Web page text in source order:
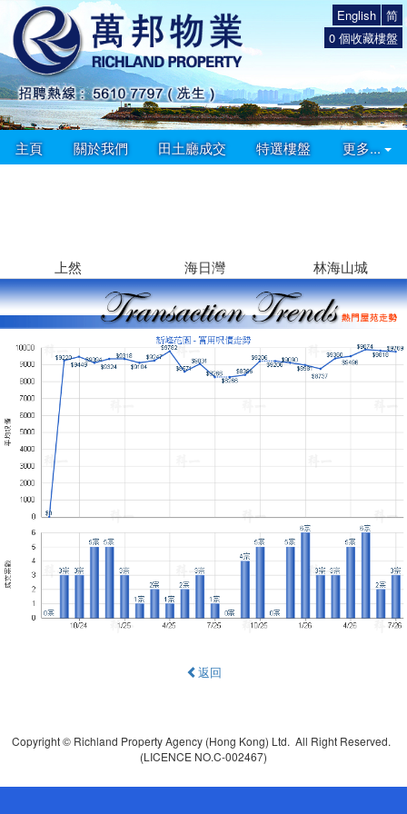
简
English
0 個收藏樓盤
主頁 關於我們 田土廳成交 特選樓盤 更多...
上然 海日灣 林海山城
返回
Copyright © Richland Property Agency (Hong Kong) Ltd. All Right Reserved.
(LICENCE NO.C-002467)